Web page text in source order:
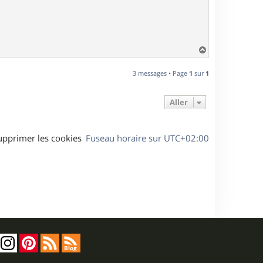
a
t
3 messages • Page 1 sur 1
Aller
Fuseau horaire sur UTC+02:00
les cookies